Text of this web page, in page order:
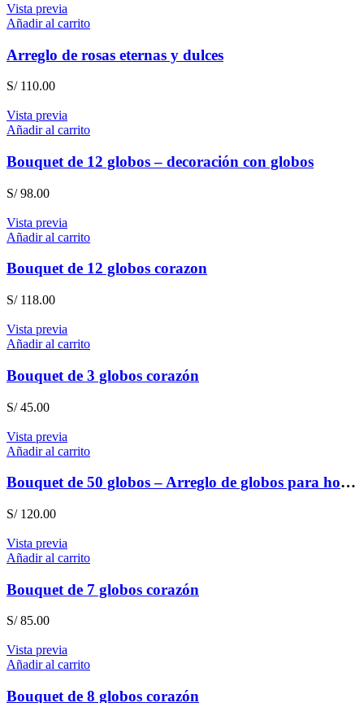
Vista previa
Añadir al carrito
Arreglo de rosas eternas y dulces
S/110.00
Vista previa
Añadir al carrito
Bouquet de 12 globos – decoración con globos
S/98.00
Vista previa
Añadir al carrito
Bouquet de 12 globos corazon
S/118.00
Vista previa
Añadir al carrito
Bouquet de 3 globos corazón
S/45.00
Vista previa
Añadir al carrito
Bouquet de 50 globos – Arreglo de globos para hombre
S/120.00
Vista previa
Añadir al carrito
Bouquet de 7 globos corazón
S/85.00
Vista previa
Añadir al carrito
Bouquet de 8 globos corazón